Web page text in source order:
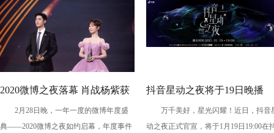
2020微博之夜落幕 肖战杨紫获
微博king&queen
2月28日晚，一年一度的微博年度盛
典——2020微博之夜如约启幕，年度事件
抖音星动之夜将于19日晚播
出，抖音娱乐盛典内容精彩不
万千美好，星光闪耀！近日，抖音
动之夜正式官宣，将于1月19日19:00在